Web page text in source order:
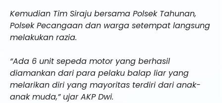
Kemudian Tim Siraju bersama Polsek Tahunan,
Polsek Pecangaan dan warga setempat langsung
melakukan razia.
“Ada 6 unit sepeda motor yang berhasil
diamankan dari para pelaku balap liar yang
melarikan diri yang mayoritas terdiri dari anak-
anak muda,” ujar AKP Dwi.